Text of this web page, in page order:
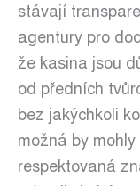
stávají
agentury pro
že kasina jsou
od předních
bez jakýchkoli
možná by
respektovaná